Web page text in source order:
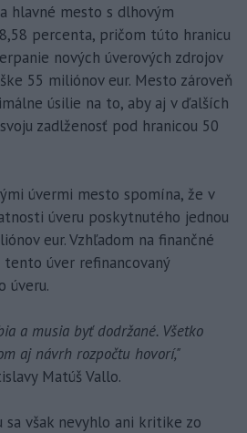
hlavné mesto s dlhovým
percenta, pričom túto hranicu
nových úverových zdrojov
55 miliónov eur. Mesto zároveň
úsilie na to, aby aj v ďalších
zadlženosť pod hranicou 50
úvermi mesto spomína, že v
úveru poskytnutého jednou
eur. Vzhľadom na finančné
úver refinancovaný
úveru.
a musia byť dodržané. Všetko
aj návrh rozpočtu hovorí,"
Matúš Vallo.
sa však nevyhlo ani kritike zo